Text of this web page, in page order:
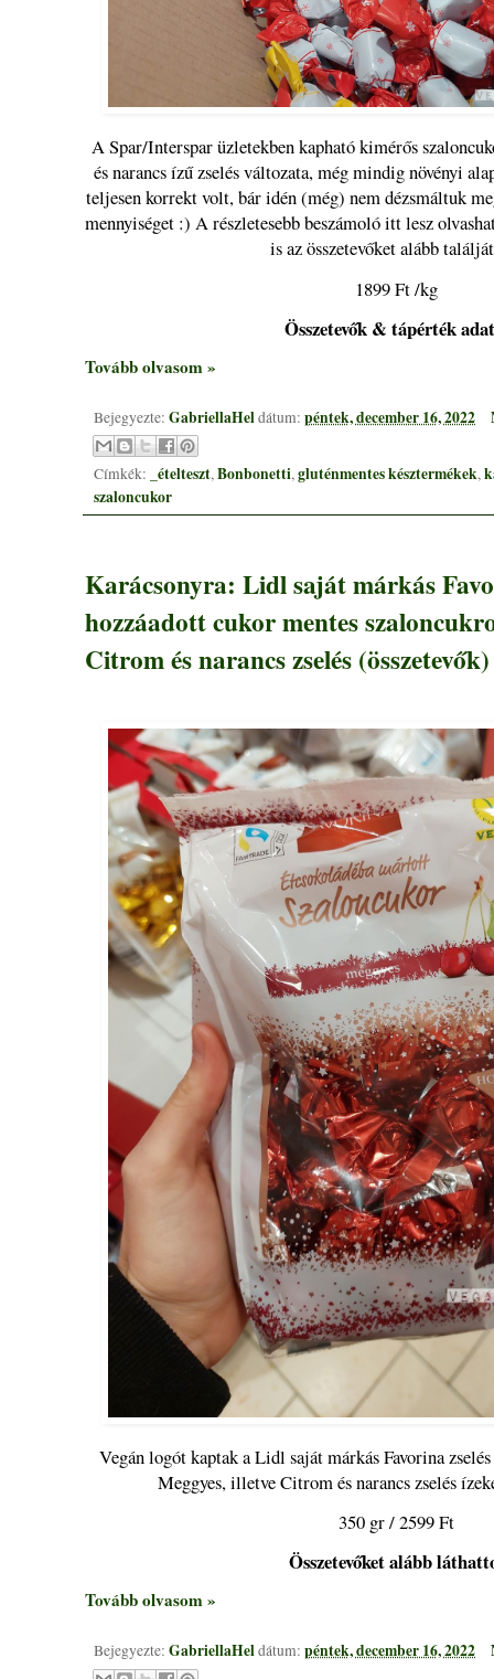
A Spar/Interspar üzletekben kapható kimérős
és narancs ízű zselés változata, még mindig növényi
teljesen korrekt volt, bár idén (még) nem dézsmáltuk
mennyiséget :) A részletesebb beszámoló itt lesz
is az összetevőket alább
1899 Ft /kg
Összetevők & tápérték
Tovább olvasom »
Bejegyezte: GabriellaHeldátum: péntek, december 16, 2022
Címkék: _ételteszt,Bonbonetti,gluténmentes késztermékek,
szaloncukor
Karácsonyra: Lidl saját márkás
hozzáadott cukor mentes
Citrom és narancs zselés (összetevők)
Vegán logót kaptak a Lidl saját márkás Favorina
Meggyes, illetve Citrom és narancs zselés
350 gr / 2599 Ft
Összetevőket alább
Tovább olvasom »
Bejegyezte: GabriellaHeldátum: péntek, december 16, 2022